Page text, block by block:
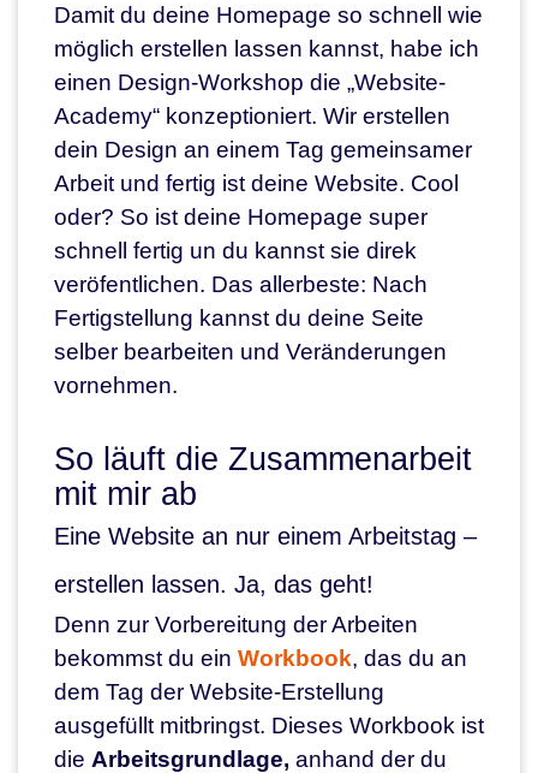
Damit du deine Homepage so schnell wie
möglich erstellen lassen kannst, habe ich
einen Design-Workshop die „Website-
Academy“ konzeptioniert. Wir erstellen
dein Design an einem Tag gemeinsamer
Arbeit und fertig ist deine Website. Cool
oder? So ist deine Homepage super
schnell fertig un du kannst sie direk
veröfentlichen. Das allerbeste: Nach
Fertigstellung kannst du deine Seite
selber bearbeiten und Veränderungen
vornehmen.
So läuft die Zusammenarbeit
mit mir ab
Eine Website an nur einem Arbeitstag –
erstellen lassen. Ja, das geht!
Denn zur Vorbereitung der Arbeiten
bekommst du ein Workbook, das du an
dem Tag der Website-Erstellung
ausgefüllt mitbringst. Dieses Workbook ist
die Arbeitsgrundlage, anhand der du